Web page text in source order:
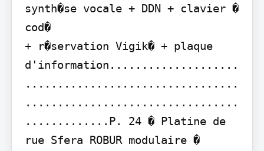
synth�se vocale + DDN + clavier �
cod�
+ r�servation Vigik� + plaque
d'information....................
.................................
.................................
.............P. 24 � Platine de
rue Sfera ROBUR modulaire �